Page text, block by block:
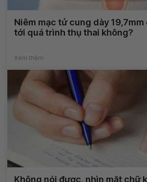
Niêm mạc tử cung dày
tới quá trình thụ thai không?
Xem thêm
Không nói được, nhìn mặt chữ